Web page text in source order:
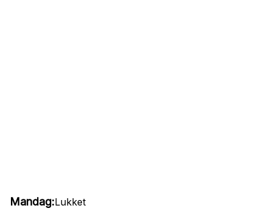
Mandag:Lukket